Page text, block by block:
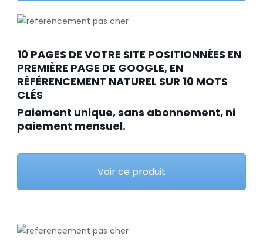
10 PAGES DE VOTRE SITE POSITIONNÉES EN
PREMIÈRE PAGE DE GOOGLE, EN
RÉFÉRENCEMENT NATUREL SUR 10 MOTS
CLÉS
Paiement unique, sans abonnement, ni
paiement mensuel.
Voir ce produit